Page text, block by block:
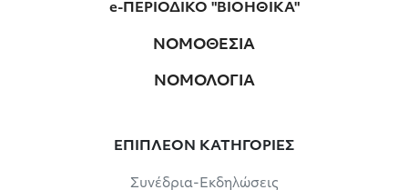
e-ΠΕΡΙΟΔΙΚΟ "ΒΙΟΗΘΙΚΑ"
ΝΟΜΟΘΕΣΙΑ
ΝΟΜΟΛΟΓΙΑ
ΕΠΙΠΛΕΟΝ ΚΑΤΗΓΟΡΙΕΣ
Συνέδρια-Εκδηλώσεις